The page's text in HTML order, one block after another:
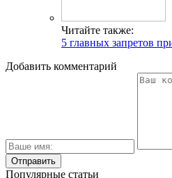
Читайте также:
5 главных запретов
Добавить комментарий
Популярные статьи